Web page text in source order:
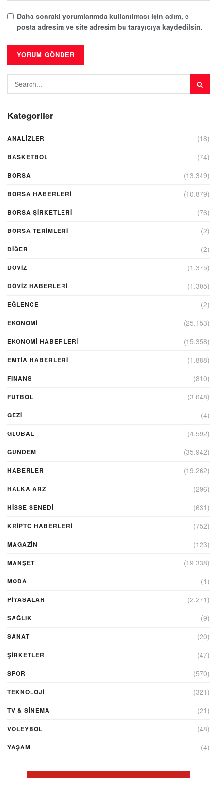
Daha sonraki yorumlarımda kullanılması için adım, e-
posta adresim ve site adresim bu tarayıcıya kaydedilsin.
Kategoriler
ANALIZLER (18)
BASKETBOL (74)
BORSA (13.349)
BORSA HABERLERI (10.879)
BORSA ŞIRKETLERI (76)
BORSA TERIMLERI (2)
DIĞER (2)
DÖVİZ (1.375)
DÖVIZ HABERLERI (1.305)
EĞLENCE (2)
EKONOMİ (25.153)
EKONOMI HABERLERI (15.358)
EMTIA HABERLERI (1.888)
FINANS (810)
FUTBOL (3.048)
GEZI (4)
GLOBAL (4.592)
GUNDEM (35.942)
HABERLER (19.262)
HALKA ARZ (296)
HİSSE SENEDİ (631)
KRIPTO HABERLERI (752)
MAGAZİN (123)
MANŞET (19.338)
MODA (1)
PİYASALAR (2.271)
SAĞLIK (9)
SANAT (20)
ŞIRKETLER (47)
SPOR (570)
TEKNOLOJİ (321)
TV & SINEMA (21)
VOLEYBOL (48)
YAŞAM (4)